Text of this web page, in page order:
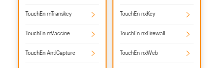
TouchEn mTranskey
TouchEn mVaccine
TouchEn AntiCapture
TouchEn nxKey
TouchEn nxFirewall
TouchEn nxWeb